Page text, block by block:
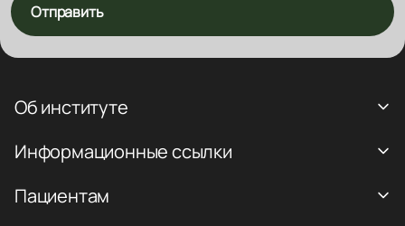
Отправить
Об институте
Информационные ссылки
Пациентам